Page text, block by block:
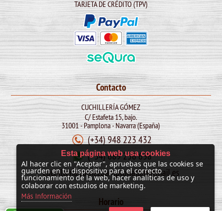
TARJETA DE CRÉDITO (TPV)
Contacto
CUCHILLERÍA GÓMEZ
C/ Estafeta 15, bajo.
31001 - Pamplona - Navarra (España)
(+34) 948 223 432
(+34) 689 256 638
cuchilleriagomezpamplona@hotmail.es
Horario
Esta página web usa cookies
Al hacer clic en "Aceptar", apruebas que las cookies se
guarden en tu dispositivo para el correcto
funcionamiento de la web, hacer analíticas de uso y
colaborar con estudios de marketing.
Más Información